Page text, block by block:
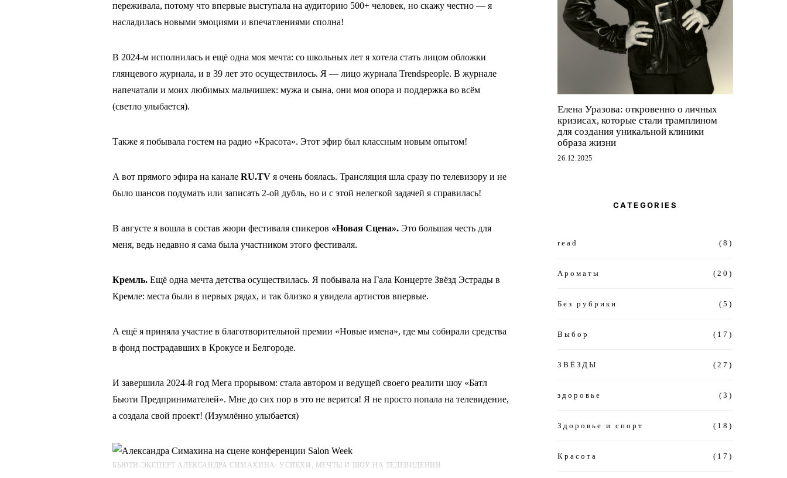
переживала, потому что впервые выступала на аудиторию 500+ человек, но скажу честно — я
насладилась новыми эмоциями и впечатлениями сполна!
В 2024-м исполнилась и ещё одна моя мечта: со школьных лет я хотела стать лицом обложки
глянцевого журнала, и в 39 лет это осуществилось. Я — лицо журнала Trendspeople. В журнале
напечатали и моих любимых мальчишек: мужа и сына, они моя опора и поддержка во всём
(светло улыбается).
Также я побывала гостем на радио «Красота». Этот эфир был классным новым опытом!
А вот прямого эфира на канале RU.TV я очень боялась. Трансляция шла сразу по телевизору и не
было шансов подумать или записать 2-ой дубль, но и с этой нелегкой задачей я справилась!
В августе я вошла в состав жюри фестиваля спикеров «Новая Сцена». Это большая честь для
меня, ведь недавно я сама была участником этого фестиваля.
Кремль. Ещё одна мечта детства осуществилась. Я побывала на Гала Концерте Звёзд Эстрады в
Кремле: места были в первых рядах, и так близко я увидела артистов впервые.
А ещё я приняла участие в благотворительной премии «Новые имена», где мы собирали средства
в фонд пострадавших в Крокусе и Белгороде.
И завершила 2024-й год Мега прорывом: стала автором и ведущей своего реалити шоу «Батл
Бьюти Предпринимателей». Мне до сих пор в это не верится! Я не просто попала на телевидение,
а создала свой проект! (Изумлённо улыбается)
БЬЮТИ-ЭКСПЕРТ АЛЕКСАНДРА СИМАХИНА: УСПЕХИ, МЕЧТЫ И ШОУ НА ТЕЛЕВИДЕНИИ
Елена Уразова: откровенно о личных
кризисах, которые стали трамплином
для создания уникальной клиники
образа жизни
26.12.2025
CATEGORIES
read (8)
Ароматы (20)
Без рубрики (5)
Выбор (17)
ЗВЁЗДЫ (27)
здоровье (3)
Здоровье и спорт (18)
Красота (17)